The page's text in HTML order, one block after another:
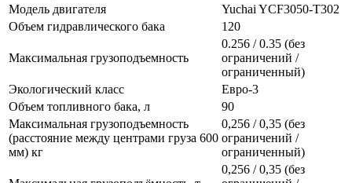
Модель двигателя
Yuchai YCF3050-T302
Объем гидравлического бака
120
Максимальная грузоподъемность
0.256 / 0.35 (без
ограничений /
ограниченный)
Экологический класс
Евро-3
Объем топливного бака, л
90
Максимальная грузоподъемность
(расстояние между центрами груза 600
мм) кг
0,256 / 0,35 (без
ограничений /
ограниченный)
0,256 / 0,35 (без